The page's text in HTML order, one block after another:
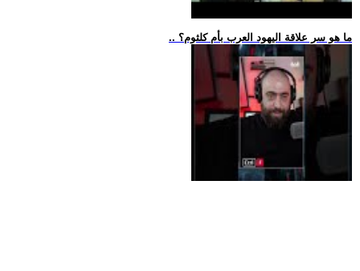
.. ما هو سر علاقة اليهود العرب بأم كلثوم؟